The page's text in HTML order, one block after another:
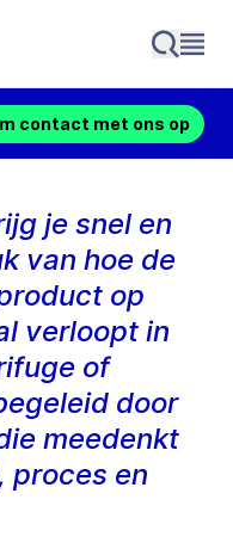
contact met ons op
je snel en
van hoe de
op
verloopt in
of
door
meedenkt
proces en